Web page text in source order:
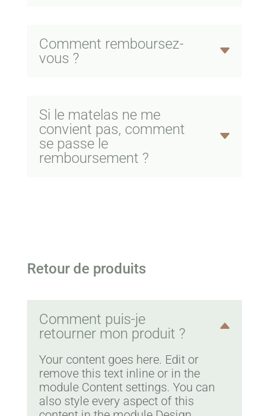
Comment remboursez-
vous ?
Si le matelas ne me
convient pas, comment
se passe le
remboursement ?
Retour de produits
Comment puis-je
retourner mon produit ?
Your content goes here. Edit or
remove this text inline or in the
module Content settings. You can
also style every aspect of this